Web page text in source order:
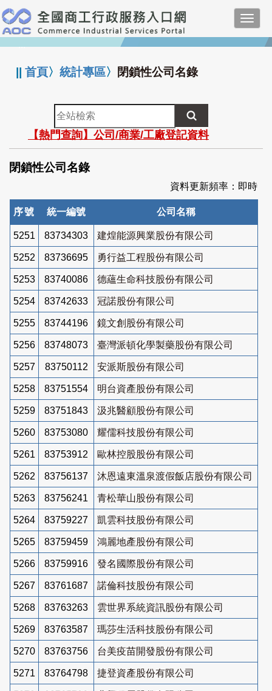
跳
到
主
要
:::
||首頁〉統計專區〉 閉鎖性公司名錄
全
站
檢
索
【熱門查詢】公司/商業/工廠登記資料
閉鎖性公司名錄
資料更新頻率：即時
序號 統一編號 公司名稱
5251 83734303 建煌能源興業股份有限公司
5252 83736695 勇行益工程股份有限公司
5253 83740086 德蘊生命科技股份有限公司
5254 83742633 冠諾股份有限公司
5255 83744196 鏡文創股份有限公司
5256 83748073 臺灣派頓化學製藥股份有限公司
5257 83750112 安派斯股份有限公司
5258 83751554 明台資產股份有限公司
5259 83751843 汲兆醫顧股份有限公司
5260 83753080 耀儒科技股份有限公司
5261 83753912 歐林控股股份有限公司
5262 83756137 沐恩遠東溫泉渡假飯店股份有限公司
5263 83756241 青松華山股份有限公司
5264 83759227 凱雲科技股份有限公司
5265 83759459 鴻麗地產股份有限公司
5266 83759916 發名國際股份有限公司
5267 83761687 諾倫科技股份有限公司
5268 83763263 雲世界系統資訊股份有限公司
5269 83763587 瑪莎生活科技股份有限公司
5270 83763756 台美疫苗開發股份有限公司
5271 83764798 捷登資產股份有限公司